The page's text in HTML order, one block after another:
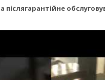
післягарантійне